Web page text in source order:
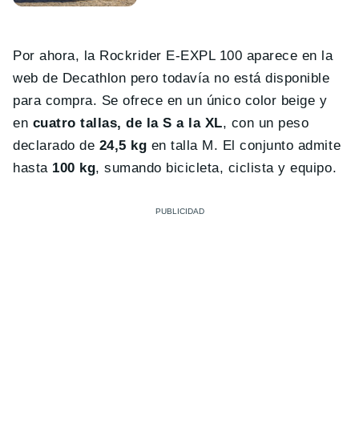
Por ahora, la Rockrider E-EXPL 100 aparece en la
web de Decathlon pero todavía no está disponible
para compra. Se ofrece en un único color beige y
en cuatro tallas, de la S a la XL, con un peso
declarado de 24,5 kg en talla M. El conjunto admite
hasta 100 kg, sumando bicicleta, ciclista y equipo.